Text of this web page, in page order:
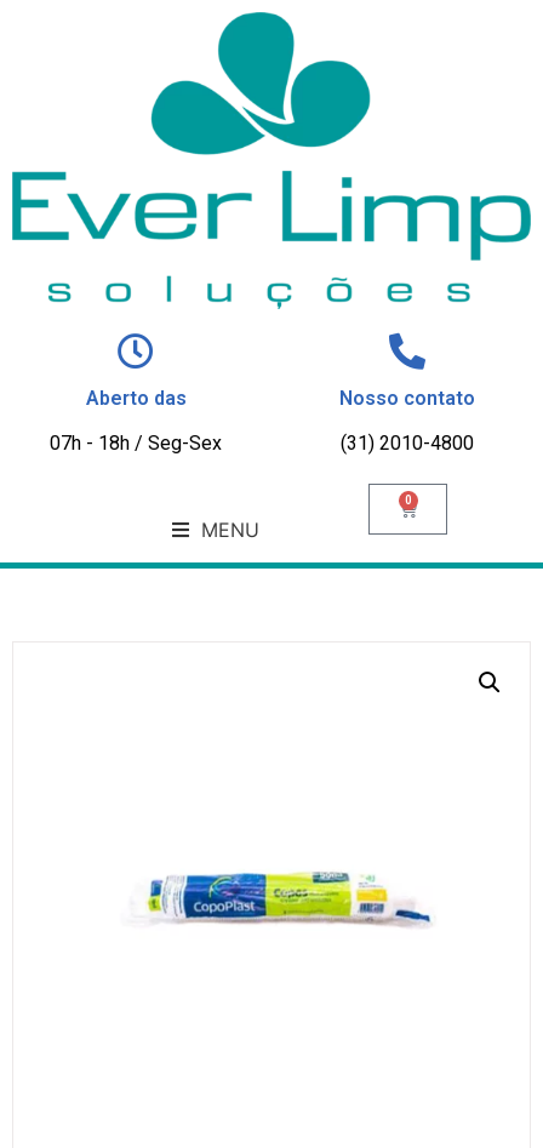
Aberto das
07h - 18h / Seg-Sex
Nosso contato
(31) 2010-4800
MENU
0